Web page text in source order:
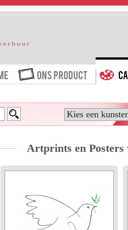
HOME ONS
Artprints en Posters